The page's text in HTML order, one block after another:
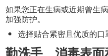
如果您正在生病或近期曾生
加强防护。
选择贴合紧密且优质的口
勤洗手、消毒表